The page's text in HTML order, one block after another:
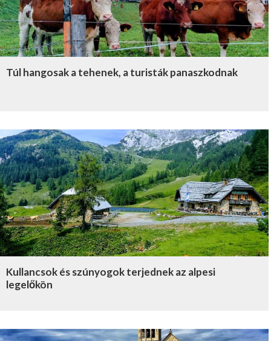
Túl hangosak a tehenek, a turisták panaszkodnak
Kullancsok és szúnyogok terjednek az alpesi
legelőkön